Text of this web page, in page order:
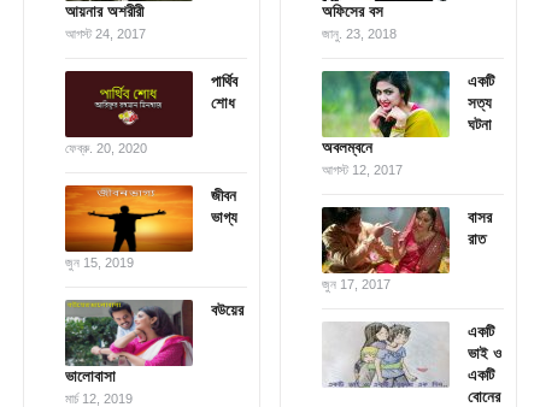
আয়নার অশরীরী
আগস্ট 24, 2017
পার্থিব
শোধ
ফেব্রু. 20, 2020
জীবন
ভাগ্য
জুন 15, 2019
বউয়ের
ভালোবাসা
মার্চ 12, 2019
অফিসের বস
জানু. 23, 2018
একটি
সত্য
ঘটনা
অবলম্বনে
আগস্ট 12, 2017
বাসর
রাত
জুন 17, 2017
একটি
ভাই ও
একটি
বোনের